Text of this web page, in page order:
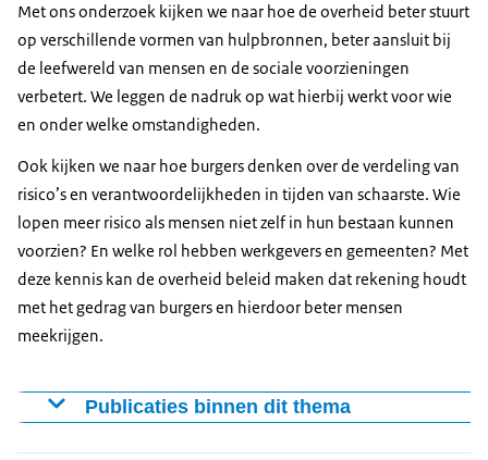
Met ons onderzoek kijken we naar hoe de overheid beter stuurt
op verschillende vormen van hulpbronnen, beter aansluit bij
de leefwereld van mensen en de sociale voorzieningen
verbetert. We leggen de nadruk op wat hierbij werkt voor wie
en onder welke omstandigheden.
Ook kijken we naar hoe burgers denken over de verdeling van
risico’s en verantwoordelijkheden in tijden van schaarste. Wie
lopen meer risico als mensen niet zelf in hun bestaan kunnen
voorzien? En welke rol hebben werkgevers en gemeenten? Met
deze kennis kan de overheid beleid maken dat rekening houdt
met het gedrag van burgers en hierdoor beter mensen
meekrijgen.
Publicaties binnen dit thema